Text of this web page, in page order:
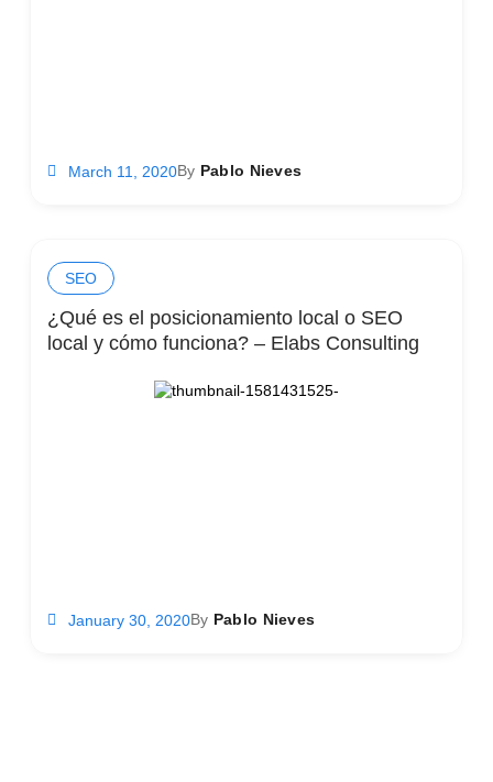
March 11, 2020By Pablo Nieves
SEO
¿Qué es el posicionamiento local o SEO
local y cómo funciona? – Elabs Consulting
January 30, 2020By Pablo Nieves